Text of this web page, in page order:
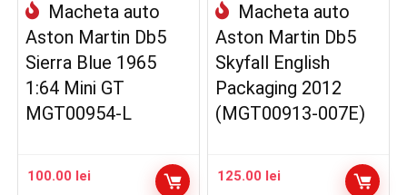
Macheta auto
Aston Martin Db5
Sierra Blue 1965
1:64 Mini GT
MGT00954-L
100.00 lei
Macheta auto
Aston Martin Db5
Skyfall English
Packaging 2012
(MGT00913-007E)
125.00 lei